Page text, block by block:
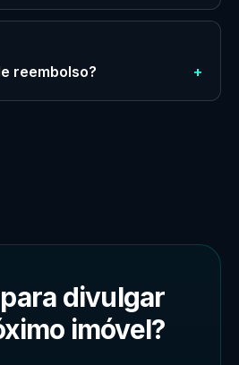
reembolso? +
divulgar
imóvel?